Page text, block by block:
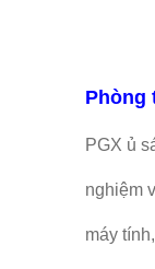
Phòng
PGX ủ
nghiệm
máy